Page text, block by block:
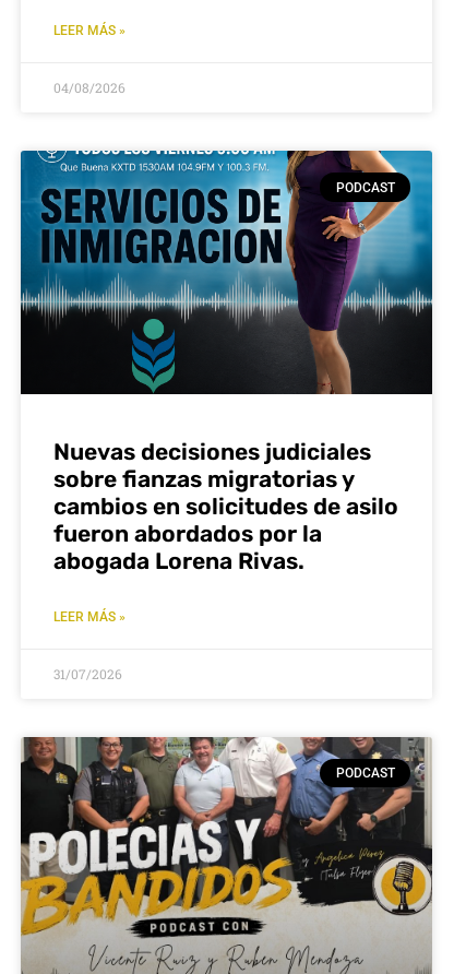
LEER MÁS »
04/08/2026
PODCAST
Nuevas decisiones judiciales
sobre fianzas migratorias y
cambios en solicitudes de asilo
fueron abordados por la
abogada Lorena Rivas.
LEER MÁS »
31/07/2026
PODCAST